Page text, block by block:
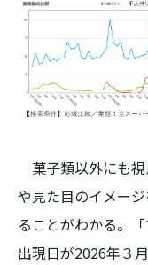
菓子類以外にも
や見た目のイメー
ることがわかる。
出現日が2026年３